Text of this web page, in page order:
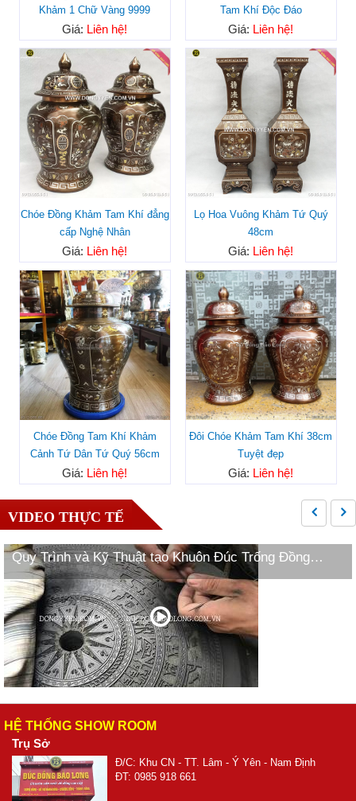
Khảm 1 Chữ Vàng 9999
Giá: Liên hệ!
Tam Khí Độc Đáo
Giá: Liên hệ!
Chóe Đồng Khảm Tam Khí đẳng
cấp Nghệ Nhân
Giá: Liên hệ!
Lọ Hoa Vuông Khảm Tứ Quý
48cm
Giá: Liên hệ!
Chóe Đồng Tam Khí Khảm
Cảnh Tứ Dân Tứ Quý 56cm
Giá: Liên hệ!
Đôi Chóe Khảm Tam Khí 38cm
Tuyệt đẹp
Giá: Liên hệ!
VIDEO THỰC TẾ
Quy Trình và Kỹ Thuật tạo Khuôn Đúc Trống Đồng
Ngọc Lũ
HỆ THỐNG SHOW ROOM
Trụ Sở
Đ/C: Khu CN - TT. Lâm - Ý Yên - Nam Định
ĐT: 0985 918 661